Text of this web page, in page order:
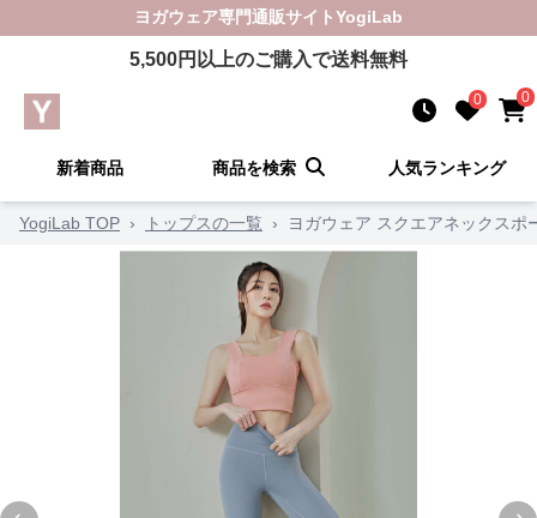
ヨガウェア専門通販サイトYogiLab
5,500円以上のご購入で送料無料
0 0
新着商品 商品を検索 人気ランキング
YogiLab TOP › トップスの一覧 › ヨガウェア スクエアネックスポ